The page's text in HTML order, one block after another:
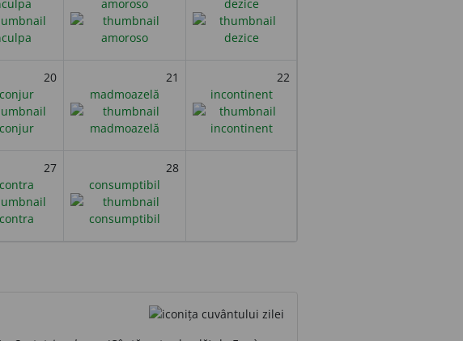
amoroso
dezice
20
21
madmoazelă
22
incontinent
27
28
consumptibil